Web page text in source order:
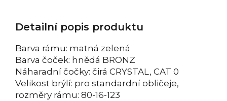
Detailní popis produktu
Barva rámu: matná zelená
Barva čoček: hnědá BRONZ
Náharadní čočky: čirá CRYSTAL, CAT 0
Velikost brýlí: pro standardní obličeje,
rozměry rámu: 80-16-123